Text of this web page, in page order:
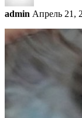
admin Апрель 21,